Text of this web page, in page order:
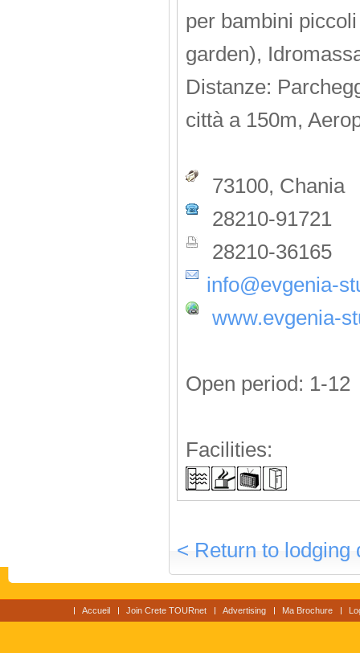
per bambini
garden),
Distanze:
città a 150m,
73100, Chania
28210-91721
28210-36165
info@evgenia-
www.evgenia-
Open period: 1-12
Facilities:
< Return to lodging
Accueil Join Crete TOURnet Advertising Ma Brochure